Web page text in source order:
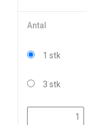
Antal
1 stk
3 stk